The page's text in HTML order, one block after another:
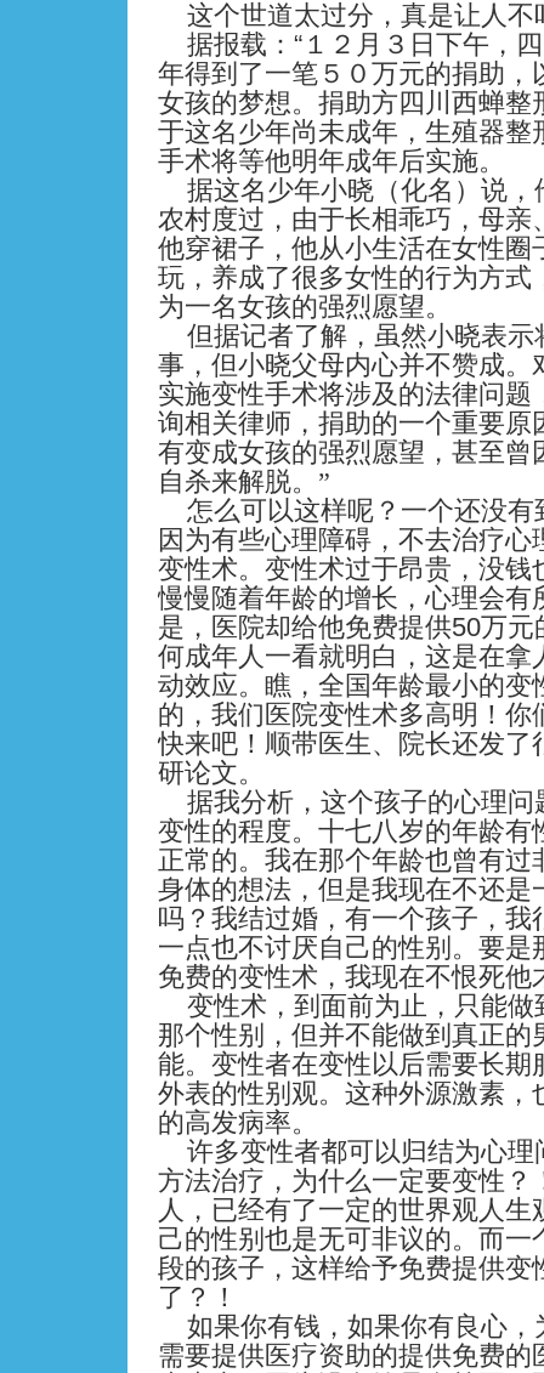
这个世道太过分，真是让人不
据报载：“１２月３日下午，
年得到了一笔５０万元的捐助，
女孩的梦想。捐助方四川西蝉整
于这名少年尚未成年，生殖器整
手术将等他明年成年后实施。
据这名少年小晓（化名）说
农村度过，由于长相乖巧，母亲
他穿裙子，他从小生活在女性圈
玩，养成了很多女性的行为方式
为一名女孩的强烈愿望。
但据记者了解，虽然小晓表
事，但小晓父母内心并不赞成。
实施变性手术将涉及的法律问题
询相关律师，捐助的一个重要原
有变成女孩的强烈愿望，甚至曾
自杀来解脱。”
怎么可以这样呢？一个还没
因为有些心理障碍，不去治疗心
变性术。变性术过于昂贵，没钱
慢慢随着年龄的增长，心理会有
是，医院却给他免费提供50万元
何成年人一看就明白，这是在拿
动效应。瞧，全国年龄最小的变
的，我们医院变性术多高明！你
快来吧！顺带医生、院长还发了
研论文。
据我分析，这个孩子的心理
变性的程度。十七八岁的年龄有
正常的。我在那个年龄也曾有过
身体的想法，但是我现在不还是
吗？我结过婚，有一个孩子，我
一点也不讨厌自己的性别。要是
免费的变性术，我现在不恨死他
变性术，到面前为止，只能
那个性别，但并不能做到真正的
能。变性者在变性以后需要长期
外表的性别观。这种外源激素，
的高发病率。
许多变性者都可以归结为心
方法治疗，为什么一定要变性？
人，已经有了一定的世界观人生
己的性别也是无可非议的。而一
段的孩子，这样给予免费提供变
了？！
如果你有钱，如果你有良心
需要提供医疗资助的提供免费的